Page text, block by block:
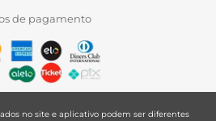
de pagamento
no site e aplicativo podem ser diferentes